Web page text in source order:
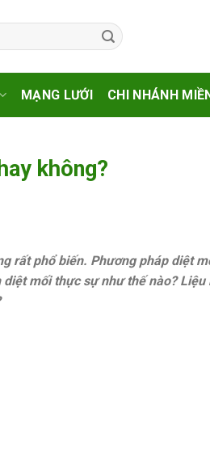
MẠNG LƯỚI CHI NHÁNH
không?
rất phổ biến. Phương pháp diệt
mối thực sự như thế nào? Liệu